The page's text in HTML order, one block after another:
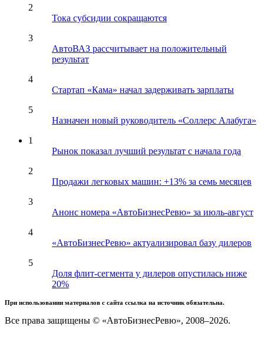
2
Тока субсидии сокращаются
3
АвтоВАЗ рассчитывает на положительный
результат
4
Стартап «Кама» начал задерживать зарплаты
5
Назначен новый руководитель «Соллерс Алабуга»
1
Рынок показал лучший результат с начала года
2
Продажи легковых машин: +13% за семь месяцев
3
Анонс номера «АвтоБизнесРевю» за июль-август
4
«АвтоБизнесРевю» актуализировал базу дилеров
5
Доля флит-сегмента у дилеров опустилась ниже
20%
При использовании материалов с сайта ссылка на источник обязательна.
Все права защищены © «АвтоБизнесРевю», 2008–2026.